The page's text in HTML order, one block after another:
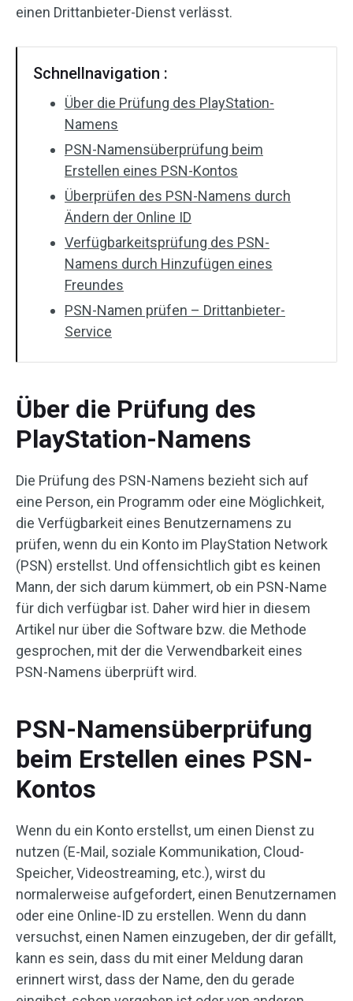
einen Drittanbieter-Dienst verlässt.
Schnellnavigation :
Über die Prüfung des PlayStation-
Namens
PSN-Namensüberprüfung beim
Erstellen eines PSN-Kontos
Überprüfen des PSN-Namens durch
Ändern der Online ID
Verfügbarkeitsprüfung des PSN-
Namens durch Hinzufügen eines
Freundes
PSN-Namen prüfen – Drittanbieter-
Service
Über die Prüfung des
PlayStation-Namens
Die Prüfung des PSN-Namens bezieht sich auf
eine Person, ein Programm oder eine Möglichkeit,
die Verfügbarkeit eines Benutzernamens zu
prüfen, wenn du ein Konto im PlayStation Network
(PSN) erstellst. Und offensichtlich gibt es keinen
Mann, der sich darum kümmert, ob ein PSN-Name
für dich verfügbar ist. Daher wird hier in diesem
Artikel nur über die Software bzw. die Methode
gesprochen, mit der die Verwendbarkeit eines
PSN-Namens überprüft wird.
PSN-Namensüberprüfung
beim Erstellen eines PSN-
Kontos
Wenn du ein Konto erstellst, um einen Dienst zu
nutzen (E-Mail, soziale Kommunikation, Cloud-
Speicher, Videostreaming, etc.), wirst du
normalerweise aufgefordert, einen Benutzernamen
oder eine Online-ID zu erstellen. Wenn du dann
versuchst, einen Namen einzugeben, der dir gefällt,
kann es sein, dass du mit einer Meldung daran
erinnert wirst, dass der Name, den du gerade